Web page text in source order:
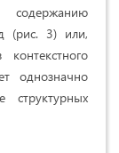
содержанию
(рис. 3) или,
однозначно
структурных